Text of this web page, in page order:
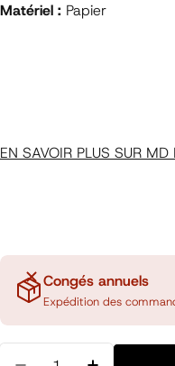
Matériel : Papier
EN SAVOIR PLUS SUR MD
Congés annuels
Expédition des